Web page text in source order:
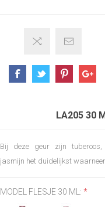
LA205 30
Bij deze geur zijn tuberoos,
jasmijn het duidelijkst
MODEL FLESJE 30 ML:*